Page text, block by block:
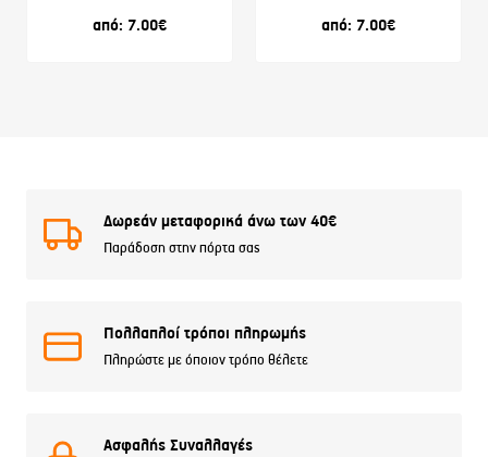
από: 7.00€ από: 7.00€
Δωρεάν μεταφορικά άνω των 40€
Παράδοση στην πόρτα σας
Πολλαπλοί τρόποι πληρωμής
Πληρώστε με όποιον τρόπο θέλετε
Ασφαλής Συναλλαγές